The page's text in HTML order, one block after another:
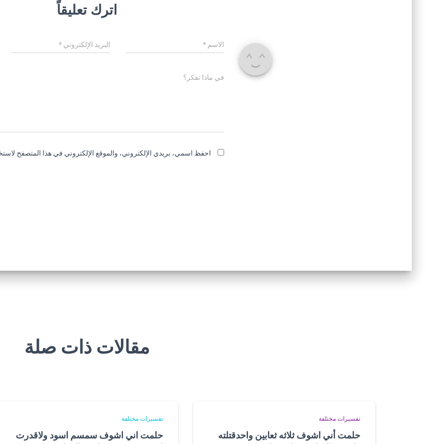
اترك تعليقاً
الاسم * البريد الإلكتروني*
في ماذا تفكر؟
احفظ اسمي، بريدي الإلكتروني، والموقع الإلكتروني في هذا المتصفح
مقالات ذات صلة
تفسيرات مختلفة
حلمت أني اشوف ثلاثه ثعابين واحدقتلته
تفسيرات مختلفة
حلمت اني اشوف سمسم اسود ولاقدرت